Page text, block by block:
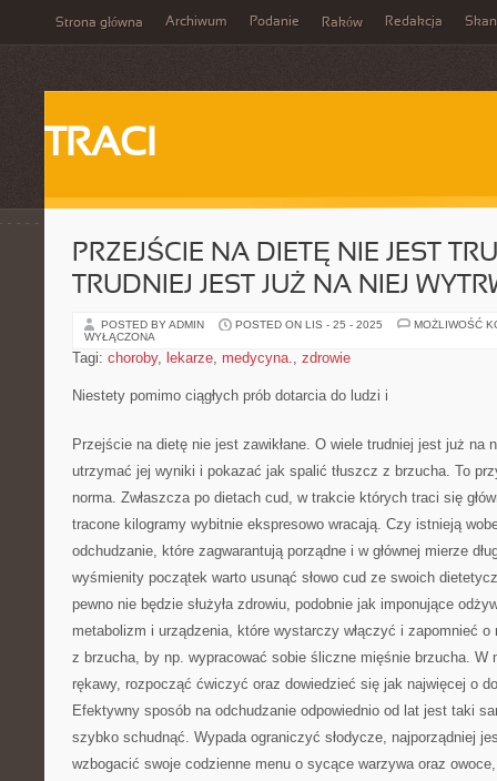
Strona główna Archiwum Podanie Raków Redakcja
TRACI
PRZEJŚCIE NA DIETĘ NIE JEST
TRUDNIEJ JEST JUŻ NA NIEJ
POSTED BY ADMIN POSTED ON LIS - 25 - 2025
MOŻLIWOŚĆ
WYŁĄCZONA
Tagi: choroby, lekarze, medycyna., zdrowie
Niestety pomimo ciągłych prób dotarcia do ludzi i
Przejście na dietę nie jest zawikłane. O wiele trudniej jest już na
utrzymać jej wyniki i pokazać jak spalić tłuszcz z brzucha. To
norma. Zwłaszcza po dietach cud, w trakcie których traci się
tracone kilogramy wybitnie ekspresowo wracają. Czy istnieją
odchudzanie, które zagwarantują porządne i w głównej mierze
wyśmienity początek warto usunąć słowo cud ze swoich
pewno nie będzie służyła zdrowiu, podobnie jak imponujące
metabolizm i urządzenia, które wystarczy włączyć i zapomnieć
z brzucha, by np. wypracować sobie śliczne mięśnie brzucha. W
rękawy, rozpocząć ćwiczyć oraz dowiedzieć się jak najwięcej o
Efektywny sposób na odchudzanie odpowiednio od lat jest taki
szybko schudnąć. Wypada ograniczyć słodycze, najporządniej
wzbogacić swoje codzienne menu o sycące warzywa oraz